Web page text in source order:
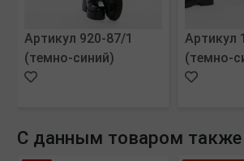
Артикул 920-87/1
(темно-синий)
Артикул
(темно-
С данным товаром также